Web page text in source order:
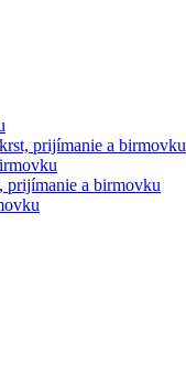
prijímanie a birmovku
prijímanie a birmovku